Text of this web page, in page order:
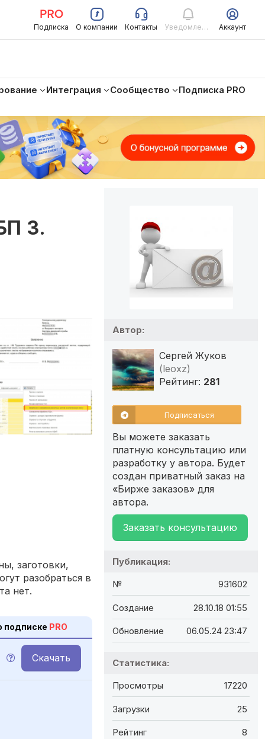
Подписка О компании Контакты Уведомления Аккаунт
Интеграция Сообщество Подписка PRO
3.
заготовки,
разобраться в
нет.
подписке PRO
Скачать
Автор:
Сергей Жуков
(leoxz)
Рейтинг: 281
Подписаться
Вы можете заказать
платную консультацию или
разработку у автора. Будет
создан приватный заказ на
«Бирже заказов» для
автора.
Заказать консультацию
Публикация:
№ 931602
Создание 28.10.18 01:55
Обновление 06.05.24 23:47
Статистика:
Просмотры 17220
Загрузки 25
Рейтинг 8